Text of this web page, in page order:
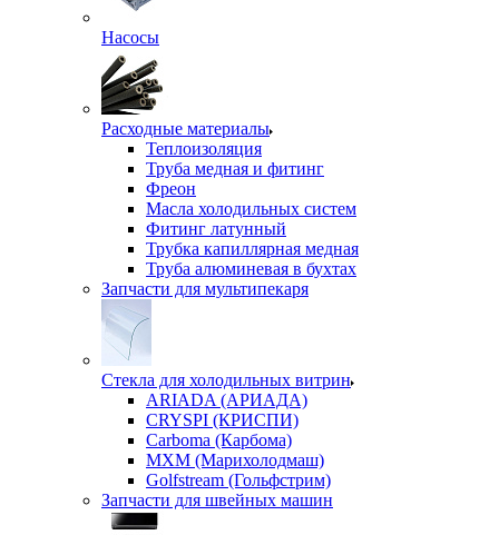
Насосы
Расходные материалы
Теплоизоляция
Труба медная и фитинг
Фреон
Масла холодильных систем
Фитинг латунный
Трубка капиллярная медная
Труба алюминевая в бухтах
Запчасти для мультипекаря
Стекла для холодильных витрин
ARIADA (АРИАДА)
CRYSPI (КРИСПИ)
Carboma (Карбома)
MXM (Марихолодмаш)
Golfstream (Гольфстрим)
Запчасти для швейных машин